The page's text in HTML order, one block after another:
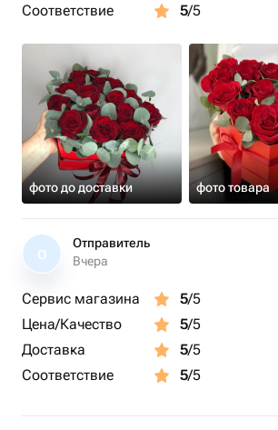
Соответствие
5/5
фото до доставки фото товара
О
Отправитель
Вчера
Сервис магазина 5/5
Цена/Качество
5/5
Доставка
5/5
Соответствие
5/5